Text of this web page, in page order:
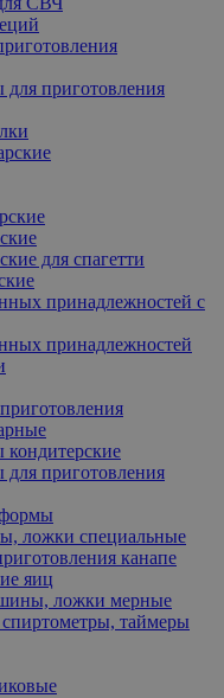
приготовления
для спагетти
принадлежностей с
принадлежностей
приготовления
ложки специальные
канапе
яиц
ложки мерные
таймеры